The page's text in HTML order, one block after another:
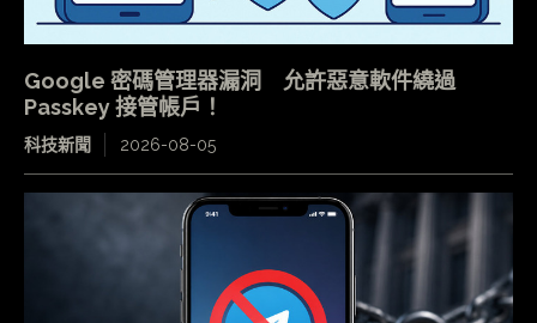
Google 密碼管理器漏洞 允許惡意軟件繞過
Passkey 接管帳戶！
科技新聞 2026-08-05